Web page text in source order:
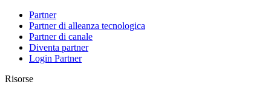
Partner
Partner di alleanza tecnologica
Partner di canale
Diventa partner
Login Partner
Risorse